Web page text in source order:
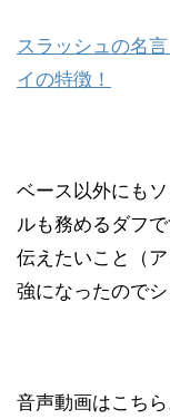
スラッシュの名
イの特徴！
ベース以外にも
ルも務めるダフ
伝えたいこと（
強になったのでシ
音声動画はこちら